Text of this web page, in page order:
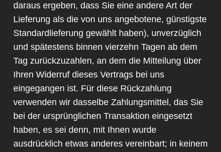
daraus ergeben, dass Sie eine andere Art der
Lieferung als die von uns angebotene, günstigste
Standardlieferung gewählt haben), unverzüglich
und spätestens binnen vierzehn Tagen ab dem
Tag zurückzuzahlen, an dem die Mitteilung über
Ihren Widerruf dieses Vertrags bei uns
eingegangen ist. Für diese Rückzahlung
verwenden wir dasselbe Zahlungsmittel, das Sie
bei der ursprünglichen Transaktion eingesetzt
haben, es sei denn, mit Ihnen wurde
ausdrücklich etwas anderes vereinbart; in keinem